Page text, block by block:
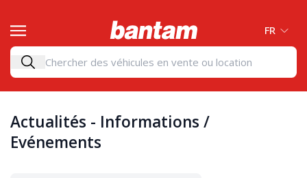
FR
Actualités - Informations /
Evénements